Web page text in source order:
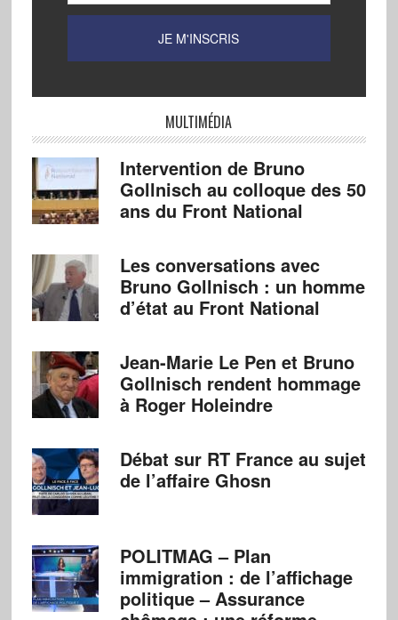
MULTIMÉDIA
Intervention de Bruno
Gollnisch au colloque des 50
ans du Front National
Les conversations avec
Bruno Gollnisch : un homme
d’état au Front National
Jean-Marie Le Pen et Bruno
Gollnisch rendent hommage
à Roger Holeindre
Débat sur RT France au sujet
de l’affaire Ghosn
POLITMAG – Plan
immigration : de l’affichage
politique – Assurance